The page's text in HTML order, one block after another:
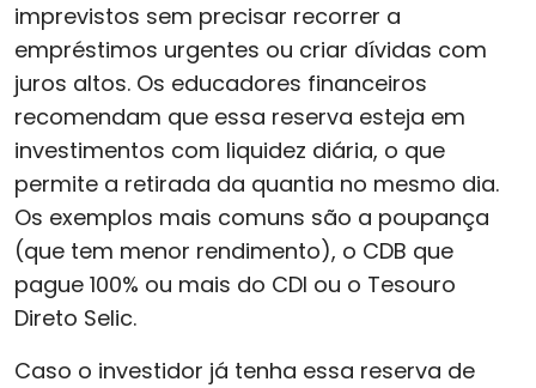
imprevistos sem precisar recorrer a
empréstimos urgentes ou criar dívidas com
juros altos. Os educadores financeiros
recomendam que essa reserva esteja em
investimentos com liquidez diária, o que
permite a retirada da quantia no mesmo dia.
Os exemplos mais comuns são a poupança
(que tem menor rendimento), o CDB que
pague 100% ou mais do CDI ou o Tesouro
Direto Selic.
Caso o investidor já tenha essa reserva de